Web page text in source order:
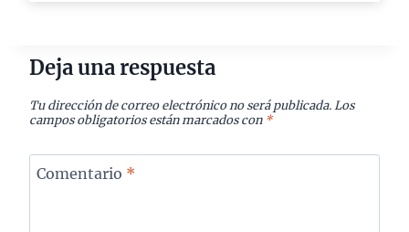
Deja una respuesta
Tu dirección de correo electrónico no será publicada. Los
campos obligatorios están marcados con *
Comentario *